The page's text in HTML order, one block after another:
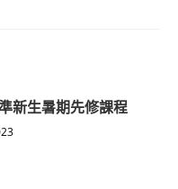
新生暑期先修課程